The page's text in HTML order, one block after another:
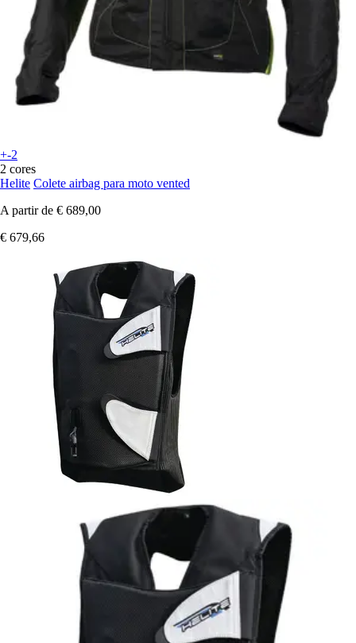
+-2
2 cores
Helite Colete airbag para moto vented
A partir de € 689,00
€ 679,66